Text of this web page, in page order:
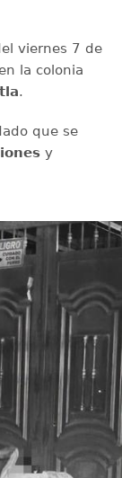
viernes 7 de
la colonia
.
que se
y